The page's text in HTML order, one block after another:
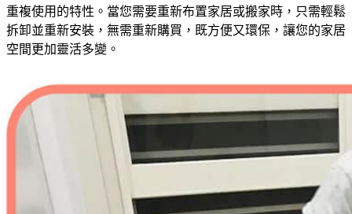
重複使用的特性。當您需要重新布置家居或搬家時，只需輕鬆
拆卸並重新安裝，無需重新購買，既方便又環保，讓您的家居
空間更加靈活多變。